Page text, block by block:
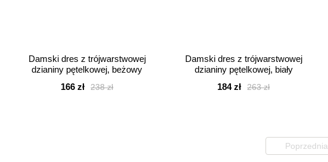
Damski dres z trójwarstwowej
dzianiny pętelkowej, beżowy
238 zł
166 zł
Damski dres z trójwarstwowej
dzianiny pętelkowej, biały
263 zł
184 zł
Poprzednia